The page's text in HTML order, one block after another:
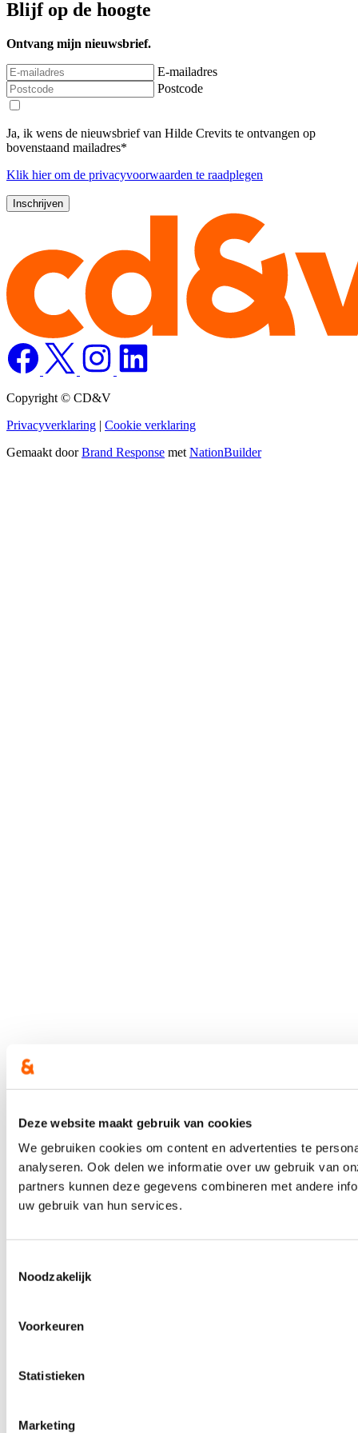
Deze website maakt gebruik van cookies
We gebruiken cookies om content en advertenties te
analyseren. Ook delen we informatie over uw gebruik van
partners kunnen deze gegevens combineren met andere
uw gebruik van hun services.
Noodzakelijk
Voorkeuren
Statistieken
Marketing
Blijf op de hoogte
Ontvang mijn nieuwsbrief.
E-mailadres
Postcode
Ja, ik wens de nieuwsbrief van Hilde Crevits te ontvangen op
bovenstaand mailadres*
Klik hierom de privacyvoorwaarden te raadplegen
Copyright © CD&V
Privacyverklaring | Cookie verklaring
Gemaakt doorBrand Response met NationBuilder